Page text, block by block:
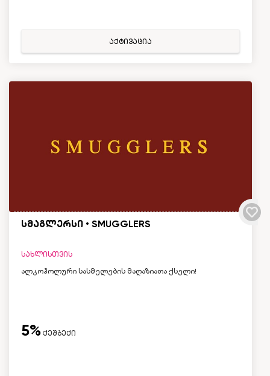
აქტივაცია
სმაგლერსი • SMUGGLERS
სახლისთვის
ალკოჰოლური სასმელების მაღაზიათა ქსელი!
5% ქეშბექი